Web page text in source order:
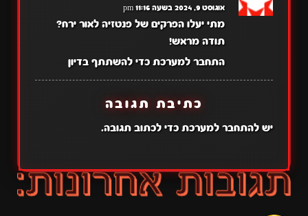
אוגוסט 9, 2024 בשעה 11:16 pm
מתי יעלו הפרקים של פנטזיה לאור ירח?
תודה מראש!
התחבר למערכת כדי להשתתף בדיון
כתיבת תגובה
יש להתחבר למערכתכדי לכתוב תגובה.